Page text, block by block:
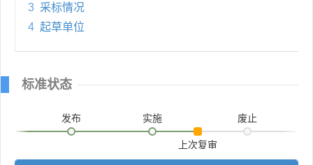
3 采标情况
4 起草单位
标准状态
发布 实施
上次复审
废止